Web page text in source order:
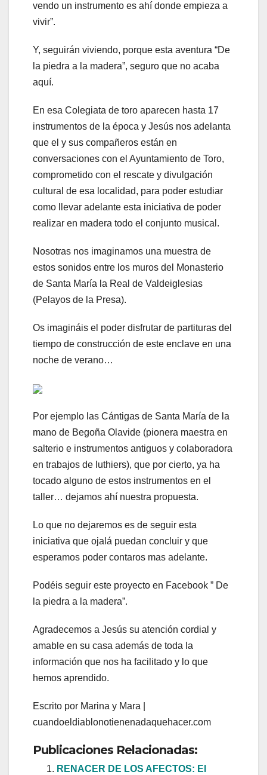
vendo un instrumento es ahí donde empieza a
vivir”.
Y, seguirán viviendo, porque esta aventura “De
la piedra a la madera”, seguro que no acaba
aquí.
En esa Colegiata de toro aparecen hasta 17
instrumentos de la época y Jesús nos adelanta
que el y sus compañeros están en
conversaciones con el Ayuntamiento de Toro,
comprometido con el rescate y divulgación
cultural de esa localidad, para poder estudiar
como llevar adelante esta iniciativa de poder
realizar en madera todo el conjunto musical.
Nosotras nos imaginamos una muestra de
estos sonidos entre los muros del Monasterio
de Santa María la Real de Valdeiglesias
(Pelayos de la Presa).
Os imagináis el poder disfrutar de partituras del
tiempo de construcción de este enclave en una
noche de verano…
Por ejemplo las Cántigas de Santa María de la
mano de Begoña Olavide (pionera maestra en
salterio e instrumentos antiguos y colaboradora
en trabajos de luthiers), que por cierto, ya ha
tocado alguno de estos instrumentos en el
taller… dejamos ahí nuestra propuesta.
Lo que no dejaremos es de seguir esta
iniciativa que ojalá puedan concluir y que
esperamos poder contaros mas adelante.
Podéis seguir este proyecto en Facebook ” De
la piedra a la madera”.
Agradecemos a Jesús su atención cordial y
amable en su casa además de toda la
información que nos ha facilitado y lo que
hemos aprendido.
Escrito por Marina y Mara |
cuandoeldiablonotienenadaquehacer.com
Publicaciones Relacionadas:
RENACER DE LOS AFECTOS: El